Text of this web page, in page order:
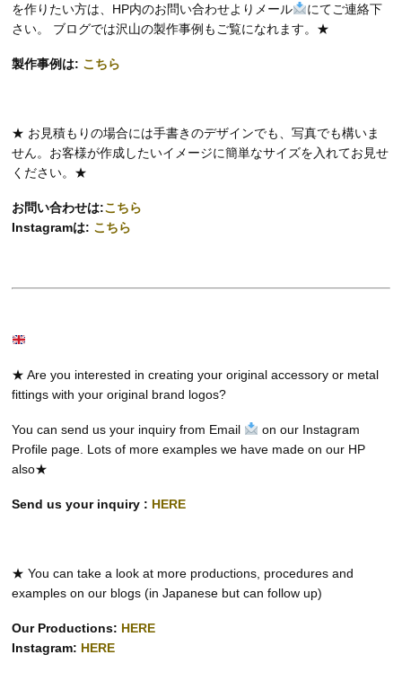
を作りたい方は、HP内のお問い合わせよりメール
にてご連絡下
さい。 ブログでは沢山の製作事例もご覧になれます。★
製作事例は: こちら
★ お見積もりの場合には手書きのデザインでも、写真でも構いま
せん。お客様が作成したいイメージに簡単なサイズを入れてお見せ
ください。★
お問い合わせは:こちら
Instagramは: こちら
★ Are you interested in creating your original accessory or metal
fittings with your original brand logos?
You can send us your inquiry from Email
on our Instagram
Profile page. Lots of more examples we have made on our HP
also★
Send us your inquiry : HERE
★ You can take a look at more productions, procedures and
examples on our blogs (in Japanese but can follow up)
Our Productions: HERE
Instagram: HERE